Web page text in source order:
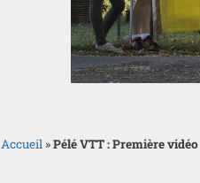
Accueil »Pélé VTT : Première vidéo